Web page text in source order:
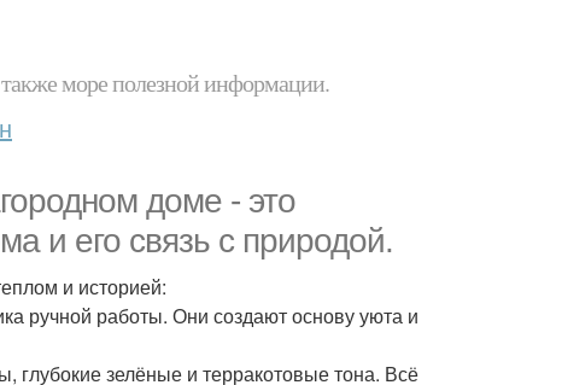
также море полезной информации.
доме - это
и его связь с природой.
и историей:
ручной работы. Они создают основу уюта и
глубокие зелёные и терракотовые тона. Всё